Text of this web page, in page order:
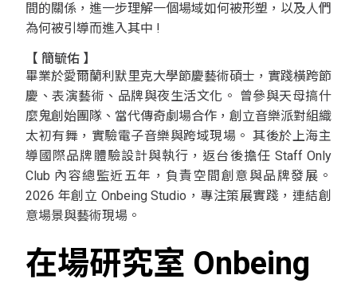
間的關係，進一步理解一個場域如何被形塑，以及人們
為何被引導而進入其中 !
【 簡毓佑 】
畢業於愛爾蘭利默里克大學節慶藝術碩士，實踐橫跨節
慶、表演藝術、品牌與夜生活文化。 曾參與天母搞什
麼鬼創始團隊、當代傳奇劇場合作，創立音樂派對組織
太初有舞，實驗電子音樂與跨域現場。 其後於上海主
導國際品牌體驗設計與執行，返台後擔任 Staff Only
Club 內容總監近五年，負責空間創意與品牌發展。
2026 年創立 Onbeing Studio，專注策展實踐，連結創
意場景與藝術現場。
在場研究室 Onbeing